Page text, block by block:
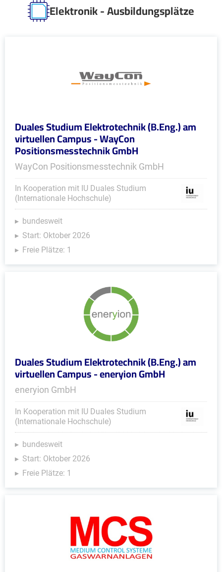
Elektronik - Ausbildungsplätze
Duales Studium Elektrotechnik (B.Eng.) am
virtuellen Campus - WayCon
Positionsmesstechnik GmbH
WayCon Positionsmesstechnik GmbH
In Kooperation mit IU Duales Studium
(Internationale Hochschule)
bundesweit
Start: Oktober 2026
Freie Plätze: 1
Duales Studium Elektrotechnik (B.Eng.) am
virtuellen Campus - eneryion GmbH
eneryion GmbH
In Kooperation mit IU Duales Studium
(Internationale Hochschule)
bundesweit
Start: Oktober 2026
Freie Plätze: 1